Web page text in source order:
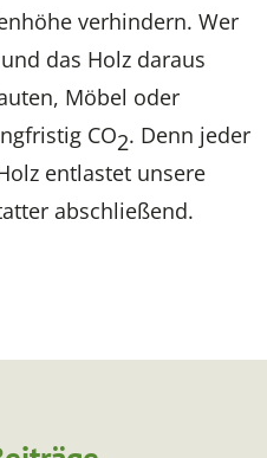
verhindern. Wer
das Holz daraus
Möbel oder
CO2. Denn jeder
entlastet unsere
abschließend.